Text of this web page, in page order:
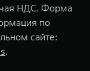
НДС. Форма
по
сайте:
.